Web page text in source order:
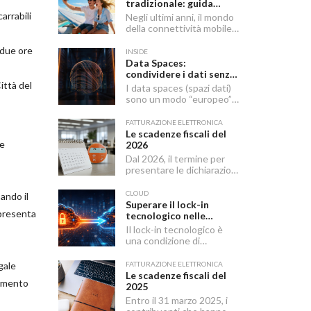
ore
del
il
tradizionale: guida
completa 2026
Negli ultimi anni, il mondo
della connettività mobile
trasformazione silenziosa
ma profonda. La eSIM —
abbreviazione di
embedded SIM — sta
sostituendo
gradualmente la SIM
maggiore flessibilità e un
approccio più moderno alla
gestione delle linee mobili.
INSIDE
Data Spaces:
condividere i dati senza
perderne il controllo.
Ecco il futuro
dell’economia europea
I data spaces (spazi dati)
sono un modo “europeo” e
dati tra aziende e partner
senza perdere il controllo:
un insieme di regole,
strumenti e servizi che
rendono lo scambio sicuro,
tracciabile e
FATTURAZIONE ELETTRONICA
Le scadenze fiscali del
2026
Dal 2026, il termine per
presentare le dichiarazioni
redditi e di IRAP è
stabilito dal 15 aprile al 31
ottobre dell’anno
successivo al periodo
d’imposta cui le stesse si
riferiscono.
CLOUD
Superare il lock-in
tecnologico nelle
architetture IT
Il lock-in tecnologico è
una condizione di
quale un’organizzazione
rimane vincolata a una
scelta tecnologica o a un
fornitore specifico, a
causa di ostacoli in uscita
FATTURAZIONE ELETTRONICA
Le scadenze fiscali del
2025
Entro il 31 marzo 2025, i